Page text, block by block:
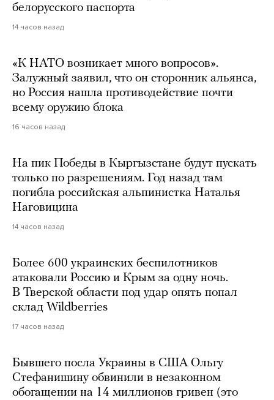
белорусского паспорта
14 часов назад
«К НАТО возникает много вопросов».
Залужный заявил, что он сторонник альянса,
но Россия нашла противодействие почти
всему оружию блока
16 часов назад
На пик Победы в Кыргызстане будут пускать
только по разрешениям. Год назад там
погибла российская альпинистка Наталья
Наговицина
14 часов назад
Более 600 украинских беспилотников
атаковали Россию и Крым за одну ночь.
В Тверской области под удар опять попал
склад Wildberries
17 часов назад
Бывшего посла Украины в США Ольгу
Стефанишину обвинили в незаконном
обогащении на 14 миллионов гривен (это